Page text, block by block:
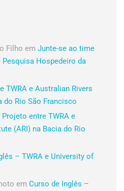
Filho em Junte-se ao time
Pesquisa Hospedeiro da
TWRA e Australian Rivers
do Rio São Francisco
Projeto entre TWRA e
(ARI) na Bacia do Rio
– TWRA e University of
em Curso de Inglês –